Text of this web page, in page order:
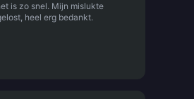
is zo snel. Mijn mislukte
heel erg bedankt.